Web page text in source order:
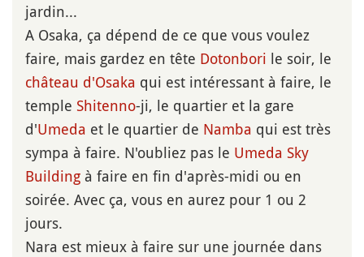
jardin...
A Osaka, ça dépend de ce que vous voulez
faire, mais gardez en tête Dotonbori le soir, le
château d'Osaka qui est intéressant à faire, le
temple Shitenno-ji, le quartier et la gare
d'Umeda et le quartier de Namba qui est très
sympa à faire. N'oubliez pas le Umeda Sky
Building à faire en fin d'après-midi ou en
soirée. Avec ça, vous en aurez pour 1 ou 2
jours.
Nara est mieux à faire sur une journée dans